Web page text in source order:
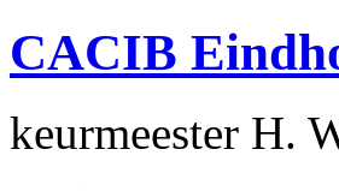
CACIB
keurmeester H.